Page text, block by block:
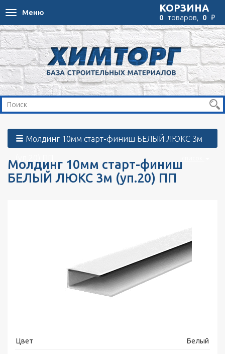
Toggle
navigation
Меню КОРЗИНА
0 товаров, 0 ₽
(уп.20) ПП
Молдинг 10мм старт-финиш
БЕЛЫЙ ЛЮКС 3м (уп.20) ПП
Цвет Белый